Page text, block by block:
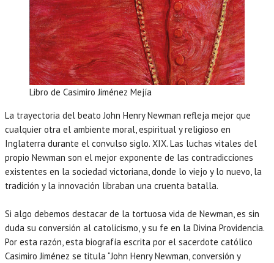
Libro de Casimiro Jiménez Mejía
La trayectoria del beato John Henry Newman refleja mejor que
cualquier otra el ambiente moral, espiritual y religioso en
Inglaterra durante el convulso siglo. XIX. Las luchas vitales del
propio Newman son el mejor exponente de las contradicciones
existentes en la sociedad victoriana, donde lo viejo y lo nuevo, la
tradición y la innovación libraban una cruenta batalla.
Si algo debemos destacar de la tortuosa vida de Newman, es sin
duda su conversión al catolicismo, y su fe en la Divina Providencia.
Por esta razón, esta biografía escrita por el sacerdote católico
Casimiro Jiménez se titula “John Henry Newman, conversión y